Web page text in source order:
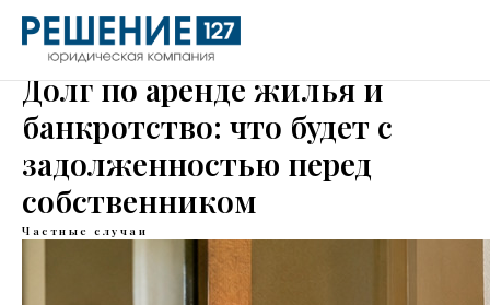
Долг по аренде жилья и
банкротство: что будет с
задолженностью перед
собственником
Частные случаи